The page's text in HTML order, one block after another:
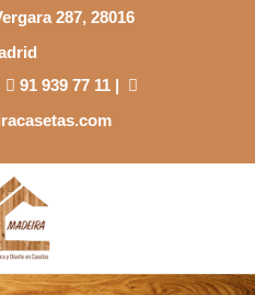
287, 28016
91 939 77 11 |